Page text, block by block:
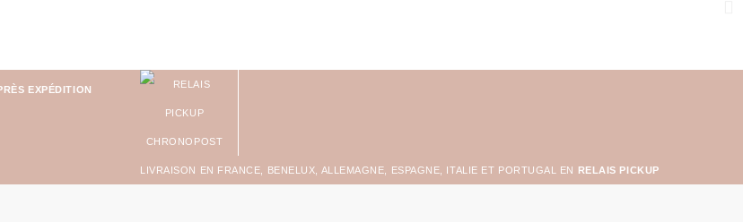
EXPÉDITION
LIVRAISON EN FRANCE, BENELUX, ALLEMAGNE, ESPAGNE, ITALIE ET PORTUGAL EN RELAIS PICKUP